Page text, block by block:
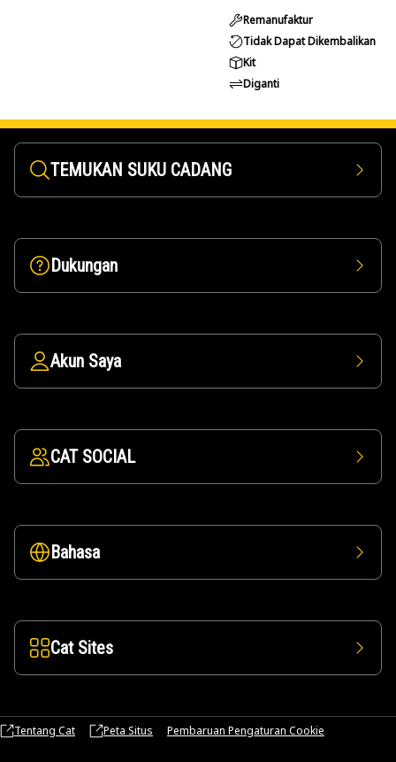
Remanufaktur
Tidak Dapat Dikembalikan
Kit
Diganti
TEMUKAN SUKU CADANG
Dukungan
Akun Saya
CAT SOCIAL
Bahasa
Cat Sites
Tentang Cat Peta Situs Pembaruan Pengaturan Cookie